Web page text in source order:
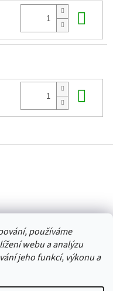
používáme
webu a analýzu
jeho funkcí, výkonu a